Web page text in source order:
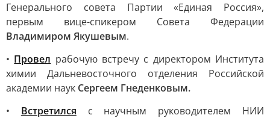
Генерального совета Партии «Единая Россия»,
первым вице-спикером Совета Федерации
Владимиром Якушевым.
• Провел рабочую встречу с директором Института
химии Дальневосточного отделения Российской
академии наук Сергеем Гнеденковым.
• Встретился с научным руководителем НИИ